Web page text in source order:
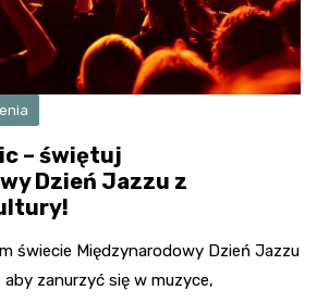
– świętuj
Dzień Jazzu z
świecie Międzynarodowy Dzień Jazzu
aby zanurzyć się w muzyce,